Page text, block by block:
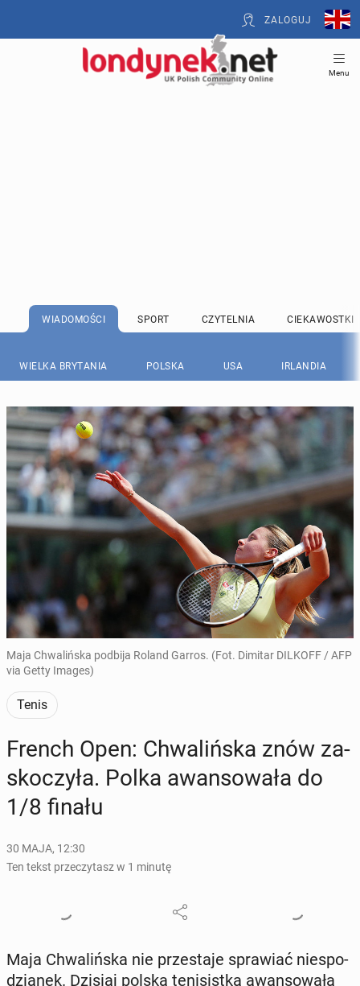
ZALOGUJ
Menu
WIADOMOŚCI SPORT CZYTELNIA CIEKAWOSTKI
WIELKA BRYTANIA POLSKA USA IRLANDIA
Maja Chwalińska podbija Roland Garros. (Fot. Dimitar DILKOFF / AFP
via Getty Images)
Tenis
French Open: Chwa­liń­ska znów za­
sko­czy­ła. Polka awan­so­wa­ła do
1/8 finału
30 MAJA, 12:30
Ten tekst przeczytasz w 1 minutę
Maja Chwa­liń­ska nie prze­sta­je spra­wiać nie­spo­
dzia­nek. Dzisiaj polska te­ni­sist­ka awan­so­wa­ła